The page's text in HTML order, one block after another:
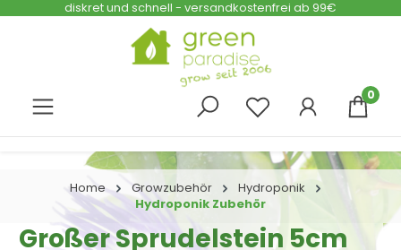
Zum Hauptinhalt springen
diskret und schnell - versandkostenfrei ab 99€
0
Home Growzubehör
Hydroponik
Hydroponik Zubehör
Großer Sprudelstein 5cm